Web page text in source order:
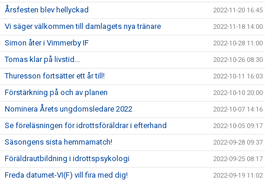
Årsfesten blev hellyckad 2022-11-20 16:45
Vi säger välkommen till damlagets nya tränare 2022-11-18 14:00
Simon åter i Vimmerby IF 2022-10-28 11:00
Tomas klar på livstid... 2022-10-26 08:30
Thuresson fortsätter ett år till! 2022-10-11 16:03
Förstärkning på och av planen 2022-10-10 20:00
Nominera Årets ungdomsledare 2022 2022-10-07 14:16
Se föreläsningen för idrottsföräldrar i efterhand 2022-10-05 09:17
Säsongens sista hemmamatch! 2022-09-28 09:37
Föräldrautbildning i idrottspsykologi 2022-09-25 08:17
Freda datumet-VI(F) vill fira med dig! 2022-09-19 11:02